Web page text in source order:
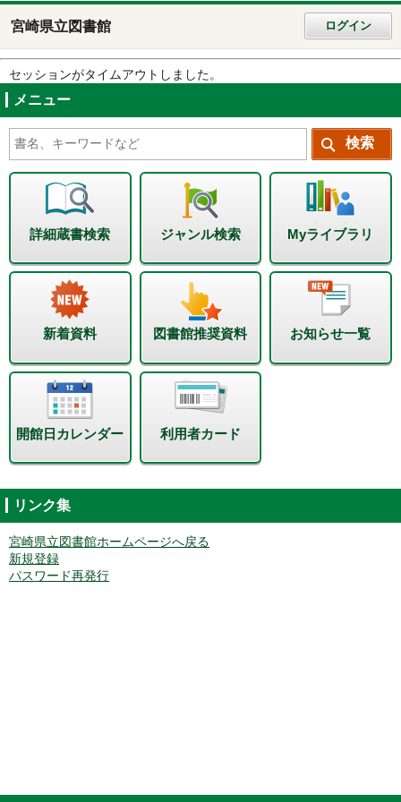
宮崎県立図書館 ログイン
セッションがタイムアウトしました。
メニュー
詳細蔵書検索 ジャンル検索 Myライブラリ
新着資料 図書館推奨資料 お知らせ一覧
開館日カレンダー 利用者カード
リンク集
宮崎県立図書館ホームページへ戻る
新規登録
パスワード再発行